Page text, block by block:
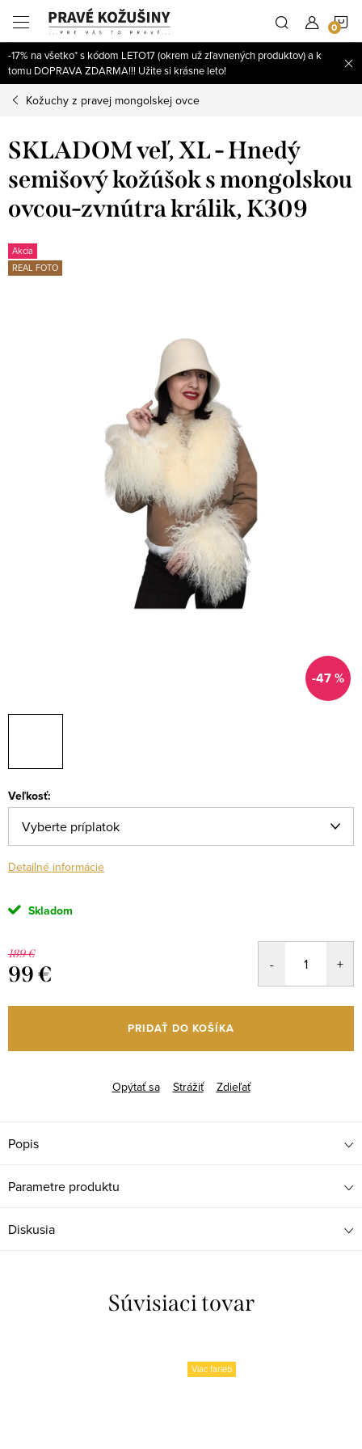
obsah
-17% na všetko* s kódom LETO17 (okrem už zľavnených produktov) a k
tomu DOPRAVA ZDARMA!!! Užite si krásne leto!
Kožuchy z pravej mongolskej ovce
SKLADOM veľ, XL - Hnedý
semišový kožúšok s mongolskou
ovcou-zvnútra králik, K309
Akcia
REAL FOTO
-47 %
Veľkosť:
Detailné informácie
Skladom
189 €
99 €
cena:
PRIDAŤ DO KOŠÍKA
Opýtať sa Strážiť Zdieľať
Popis
Parametre produktu
Diskusia
Súvisiaci tovar
Viac farieb